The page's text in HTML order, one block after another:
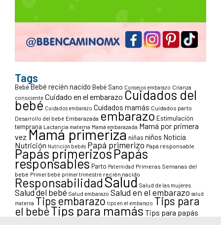
Tags
BebéBebé recién nacido Bebé Sano Consejos embarazo Crianza
consciente Cuidado en el embarazo Cuidados del
bebé Cuidados embarazo Cuidados mamás Cuidados parto
Desarrollo del bebé Embarazada embarazo Estimulación
temprana Lactancia materna Mamá embarazada Mamá por primera
vez Mamá primeriza niñas niños Noticia
Nutrición Nutrición bebés Papá primerizo Papá responsable
Papás primerizosPapás
responsables Parto Paternidad Primeras Semanas del
bebé Primer bebé primer trimestre recién nacido
Responsabilidad Salud Salud de las mujeres
Salud del bebé Salud embarazo Salud en el embarazo salud
materna Tips embarazo tips en el embarazo Tips para
el bebéTips para mamásTips para papás